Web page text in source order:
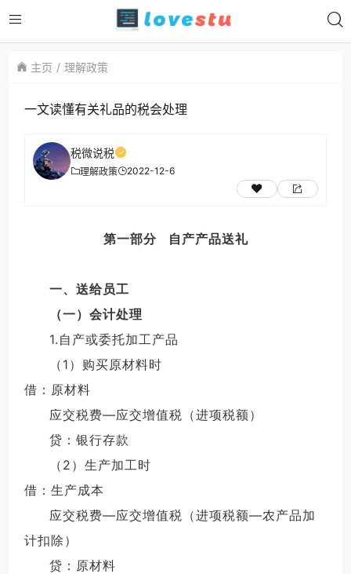
主页 理解政策
一文读懂有关礼品的税会处理 ​​​
税微说税
理解政策 2022-12-6
第一部分 自产产品送礼
一、送给员工
（一）会计处理
1.自产或委托加工产品
（1）购买原材料时
借：原材料
应交税费—应交增值税（进项税额）
贷：银行存款
（2）生产加工时
借：生产成本
应交税费—应交增值税（进项税额—农产品加
计扣除）
贷：原材料